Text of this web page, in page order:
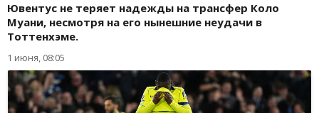
Ювентус не теряет надежды на трансфер Коло
Муани, несмотря на его нынешние неудачи в
Тоттенхэме.
1 июня, 08:05